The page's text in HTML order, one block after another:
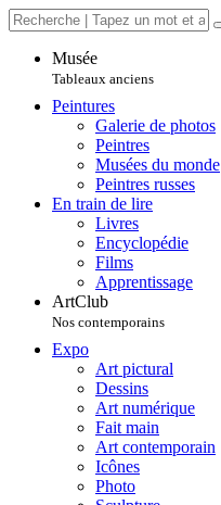
Musée
Tableaux anciens
Peintures
Galerie de photos
Peintres
Musées du monde
Peintres russes
En train de lire
Livres
Encyclopédie
Films
Apprentissage
ArtClub
Nos contemporains
Expo
Art pictural
Dessins
Art numérique
Fait main
Art contemporain
Icônes
Photo